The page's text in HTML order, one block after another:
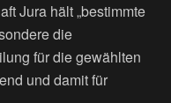
Jura hält „bestimmte
die
für die gewählten
und damit für